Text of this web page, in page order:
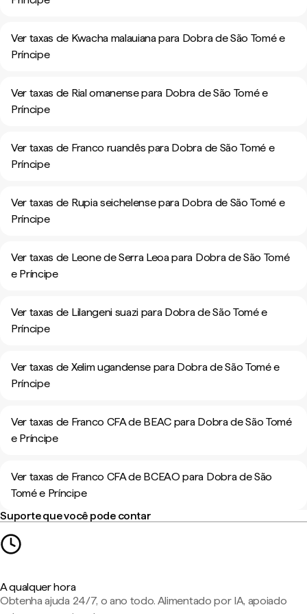
Ver taxas de Kwacha malauiana para Dobra de São Tomé e
Príncipe
Ver taxas de Rial omanense para Dobra de São Tomé e
Príncipe
Ver taxas de Franco ruandês para Dobra de São Tomé e
Príncipe
Ver taxas de Rupia seichelense para Dobra de São Tomé e
Príncipe
Ver taxas de Leone de Serra Leoa para Dobra de São Tomé
e Príncipe
Ver taxas de Lilangeni suazi para Dobra de São Tomé e
Príncipe
Ver taxas de Xelim ugandense para Dobra de São Tomé e
Príncipe
Ver taxas de Franco CFA de BEAC para Dobra de São Tomé
e Príncipe
Ver taxas de Franco CFA de BCEAO para Dobra de São
Tomé e Príncipe
Suporte que você pode contar
A qualquer hora
Obtenha ajuda 24/7, o ano todo. Alimentado por IA, apoiado